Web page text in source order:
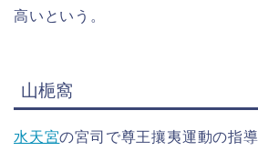
高いという。
山梔窩
水天宮の宮司で尊王攘夷運動の指